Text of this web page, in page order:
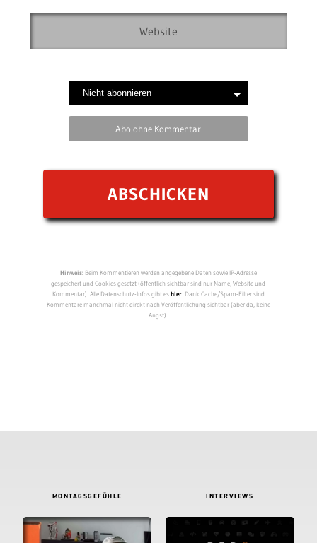
Abo ohne Kommentar
Hinweis:Beim Kommentieren werden angegebene Daten sowie IP-Adresse
gespeichert und Cookies gesetzt (öffentlich sichtbar sind nur Name, Website und
Kommentar). Alle Datenschutz-Infos gibt eshier. Dank Cache/Spam-Filter sind
Kommentare manchmal nicht direkt nach Veröffentlichung sichtbar (aber da, keine
Angst).
MONTAGSGEFÜHLE INTERVIEWS